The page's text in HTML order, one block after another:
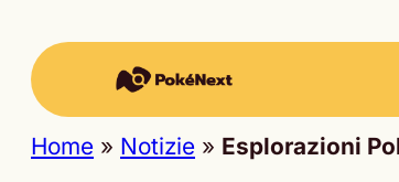
Home » Notizie » Esplorazioni